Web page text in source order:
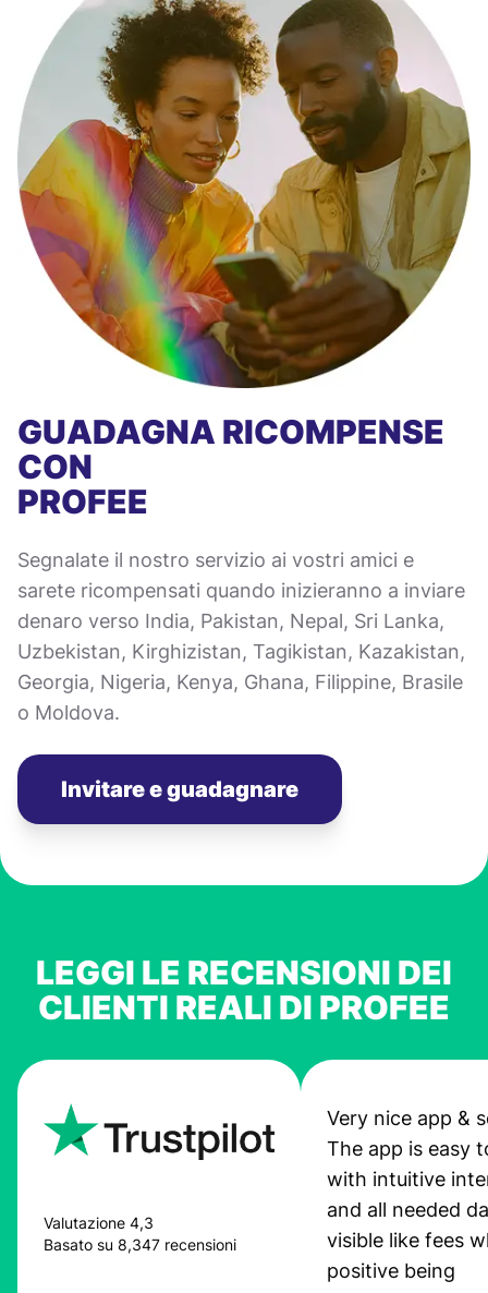
GUADAGNA RICOMPENSE
CON
PROFEE
Segnalate il nostro servizio ai vostri amici e
sarete ricompensati quando inizieranno a inviare
denaro verso India, Pakistan, Nepal, Sri Lanka,
Uzbekistan, Kirghizistan, Tagikistan, Kazakistan,
Georgia, Nigeria, Kenya, Ghana, Filippine, Brasile
o Moldova.
Invitare e guadagnare
LEGGI LE RECENSIONI DEI
CLIENTI REALI DI PROFEE
Valutazione 4,3
Basato su 8,347 recensioni
Very nice app &
The app is easy
with intuitive
and all needed
visible like fees
positive being